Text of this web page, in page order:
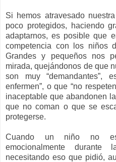
Si hemos atravesado
poco protegidos, haciendo
adaptarnos, es posible que
competencia con los niños
Grandes y pequeños nos
mirada, quejándonos de que
son muy “demandantes”,
enfermen”, o que “no
inaceptable que abandonen
que no coman o que se
protegerse.
Cuando un niño no es
emocionalmente
necesitando eso que pidió,